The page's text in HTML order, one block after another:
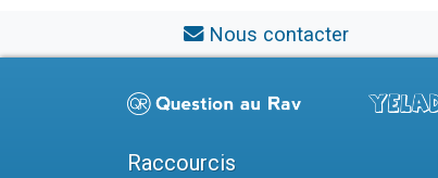
Nous contacter
Raccourcis